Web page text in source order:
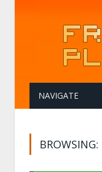
NAVIGATE
BROWSING: